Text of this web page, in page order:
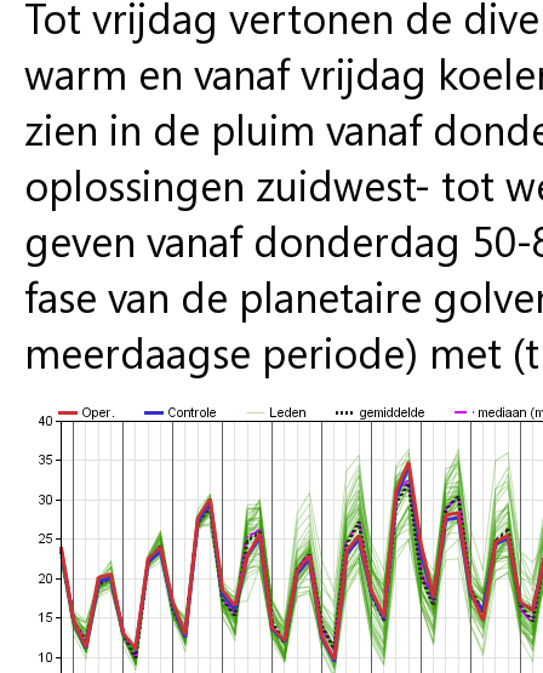
Tot vrijdag vertonen de
warm en vanaf vrijdag
zien in de pluim vanaf
oplossingen zuidwest- tot
geven vanaf donderdag
fase van de planetaire
meerdaagse periode) met